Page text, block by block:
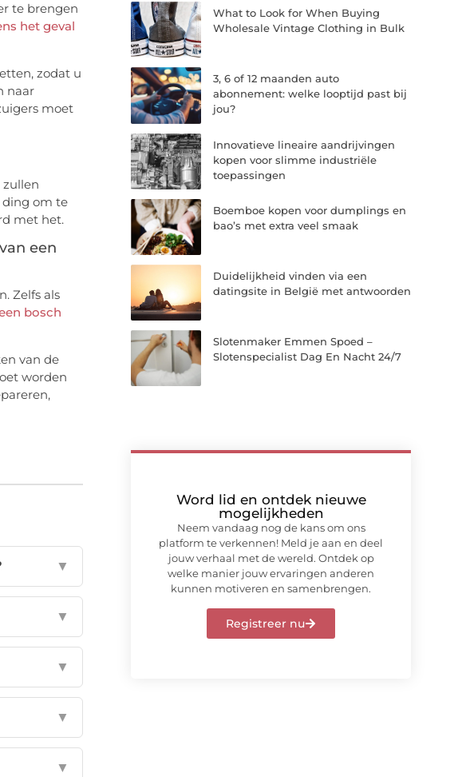
te brengen
het geval
zodat u
naar
moet
ding om te
met het.
een
Zelfs als
bosch
van de
worden
▼
▼
▼
▼
▼
What to Look for When Buying
Wholesale Vintage Clothing in Bulk
3, 6 of 12 maanden auto
abonnement: welke looptijd past bij
jou?
Innovatieve lineaire aandrijvingen
kopen voor slimme industriële
toepassingen
Boemboe kopen voor dumplings en
bao’s met extra veel smaak
Duidelijkheid vinden via een
datingsite in België met antwoorden
Slotenmaker Emmen Spoed –
Slotenspecialist Dag En Nacht 24/7
Word lid en ontdek nieuwe
mogelijkheden
Neem vandaag nog de kans om ons
platform te verkennen! Meld je aan en deel
jouw verhaal met de wereld. Ontdek op
welke manier jouw ervaringen anderen
kunnen motiveren en samenbrengen.
Registreer nu